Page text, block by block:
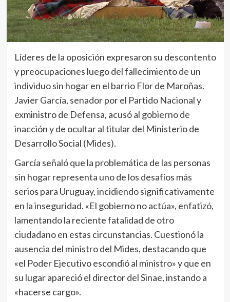
Líderes de la oposición expresaron su descontento
y preocupaciones luego del fallecimiento de un
individuo sin hogar en el barrio Flor de Maroñas.
Javier García, senador por el Partido Nacional y
exministro de Defensa, acusó al gobierno de
inacción y de ocultar al titular del Ministerio de
Desarrollo Social (Mides).
García señaló que la problemática de las personas
sin hogar representa uno de los desafíos más
serios para Uruguay, incidiendo significativamente
en la inseguridad. «El gobierno no actúa», enfatizó,
lamentando la reciente fatalidad de otro
ciudadano en estas circunstancias. Cuestionó la
ausencia del ministro del Mides, destacando que
«el Poder Ejecutivo escondió al ministro» y que en
su lugar apareció el director del Sinae, instando a
«hacerse cargo».